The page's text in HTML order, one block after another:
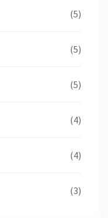
(5)
(5)
(5)
(4)
(4)
(3)